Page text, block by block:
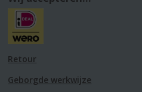
Retour
Geborgde werkwijze